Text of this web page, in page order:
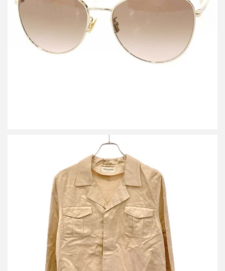
サンローラン パリ サングラス アイウェア SL486 003
詳しく見る
サンローラン パリ 21SS フランメサテンビスコースミリタリージ
ャケット 643659
買取金額12,000円
詳しく見る